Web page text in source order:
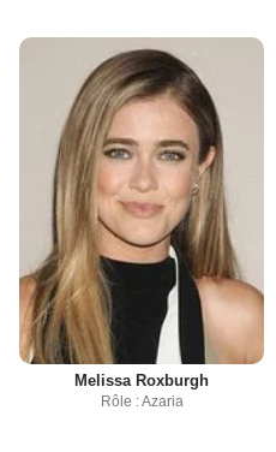
Melissa Roxburgh
Rôle : Azaria